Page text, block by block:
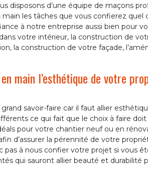
disposons d’une équipe de maçons
les tâches que vous confierez quel
à notre entreprise aussi bien pour
votre intérieur, la construction de
la construction de votre façade,
main l’esthétique de votre
savoir-faire car il faut allier
ce qui fait que le choix à faire
pour votre chantier neuf ou en
d’assurer la pérennité de votre
à nous confier votre projet si vous
qui sauront allier beauté et durabilité